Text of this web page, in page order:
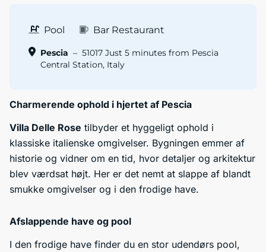
Pool Bar Restaurant
Pescia – 51017 Just 5 minutes from Pescia
Central Station, Italy
Charmerende ophold i hjertet af Pescia
Villa Delle Rose tilbyder et hyggeligt ophold i
klassiske italienske omgivelser. Bygningen emmer af
historie og vidner om en tid, hvor detaljer og arkitektur
blev værdsat højt. Her er det nemt at slappe af blandt
smukke omgivelser og i den frodige have.
Afslappende have og pool
I den frodige have finder du en stor udendørs pool,